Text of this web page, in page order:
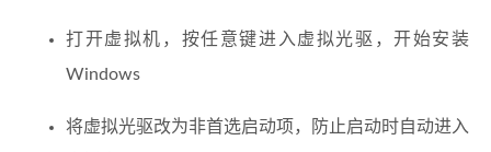
打开虚拟机，按任意键进入虚拟光驱，开始安装
Windows
将虚拟光驱改为非首选启动项，防止启动时自动进入